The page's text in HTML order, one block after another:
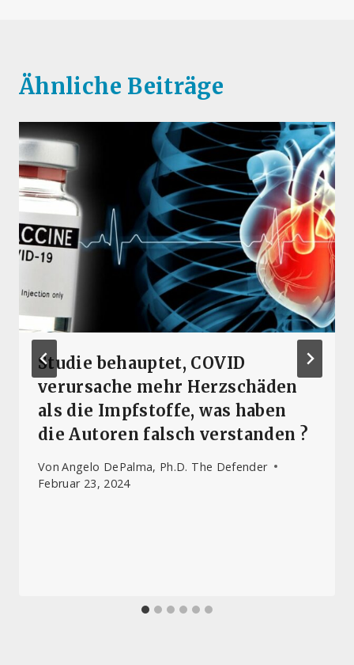
Ähnliche Beiträge
Studie behauptet, COVID
verursache mehr Herzschäden
als die Impfstoffe, was haben
die Autoren falsch verstanden ?
Von Angelo DePalma, Ph.D. The Defender
Februar 23, 2024